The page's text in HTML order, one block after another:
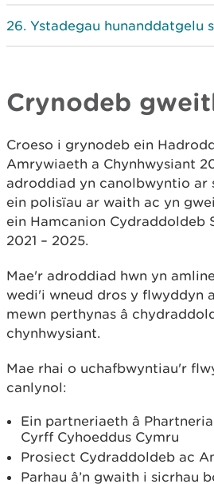
Ystadegau hunanddatgelu
Crynodeb
Croeso i grynodeb ein
Amrywiaeth a Chynhwysiant
adroddiad yn canolbwyntio ar
ein polisïau ar waith ac yn
ein Hamcanion Cydraddoldeb
2021 – 2025.
Mae'r adroddiad hwn yn
wedi'i wneud dros y flwyddyn
mewn perthynas â
chynhwysiant.
Mae rhai o uchafbwyntiau'r
canlynol:
Ein partneriaeth â
Cyrff Cyhoeddus Cymru
Prosiect Cydraddoldeb ac
Parhau â’n gwaith i sicrhau